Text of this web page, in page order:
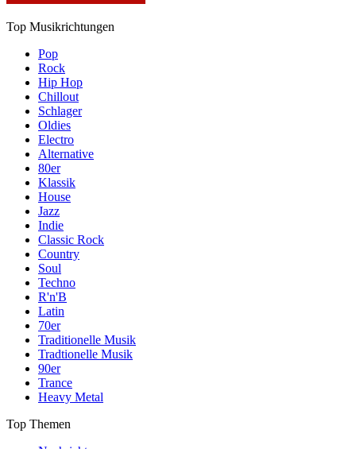
Top Musikrichtungen
Pop
Rock
Hip Hop
Chillout
Schlager
Oldies
Electro
Alternative
80er
Klassik
House
Jazz
Indie
Classic Rock
Country
Soul
Techno
R'n'B
Latin
70er
Traditionelle Musik
Tradtionelle Musik
90er
Trance
Heavy Metal
Top Themen